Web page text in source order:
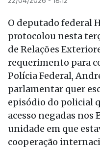
O deputado federal
protocolou nesta
de Relações
requerimento para
Polícia Federal,
parlamentar quer
episódio do policial
acesso negadas nos
unidade em que
cooperação